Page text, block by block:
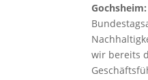
Gochsheim:
wir bereits